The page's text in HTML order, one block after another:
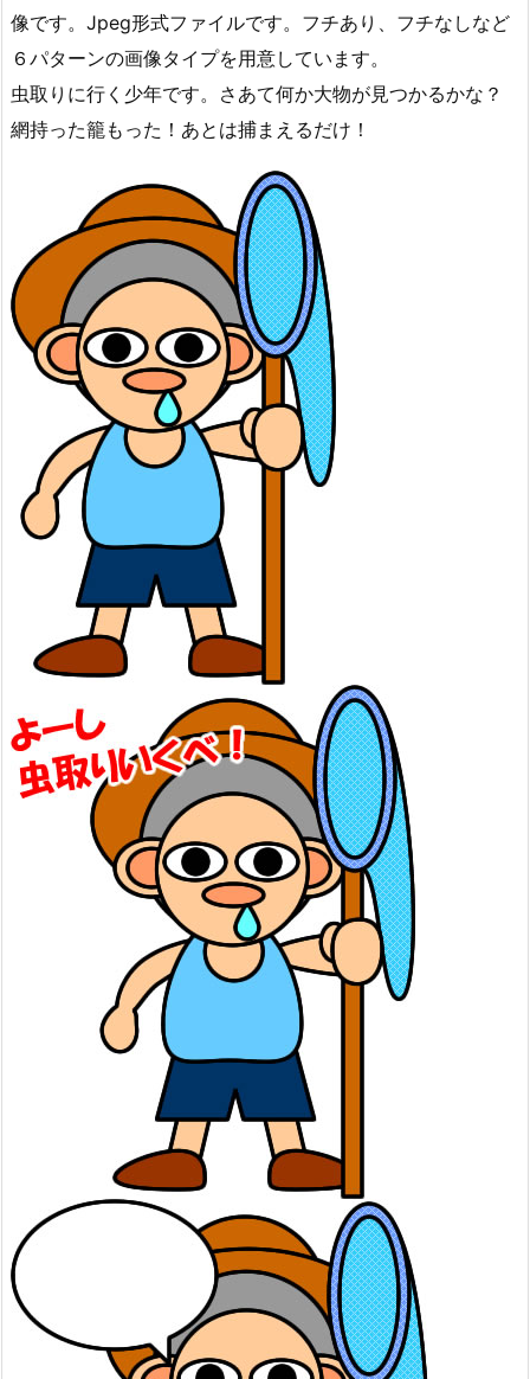
像です。Jpeg形式ファイルです。フチあり、フチなしなど
６パターンの画像タイプを用意しています。
虫取りに行く少年です。さあて何か大物が見つかるかな？
網持った籠もった！あとは捕まえるだけ！